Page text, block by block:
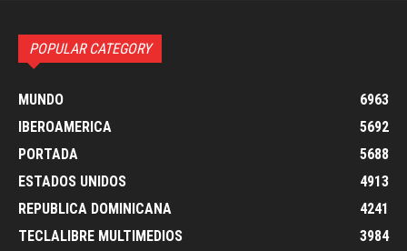
POPULAR CATEGORY
MUNDO
6963
IBEROAMERICA
5692
PORTADA
5688
ESTADOS UNIDOS
4913
REPUBLICA DOMINICANA
4241
TECLALIBRE MULTIMEDIOS
3984